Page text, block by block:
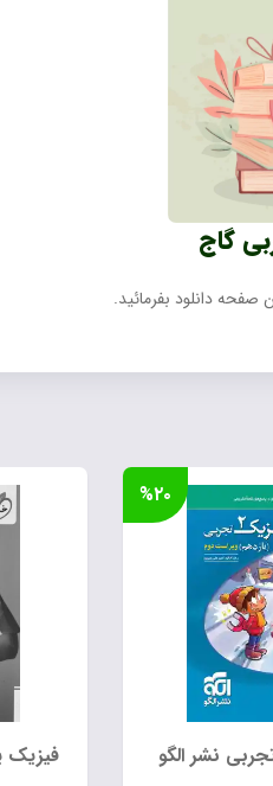
صفحه دانلود بفرمائید.
نشر الگو
%۲۰
فیزیک